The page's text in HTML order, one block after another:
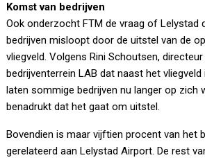
Komst van bedrijven
Ook onderzocht FTM de vraag of Lelystad
bedrijven misloopt door de uitstel van de
vliegveld. Volgens Rini Schoutsen,
bedrijventerrein LAB dat naast het
laten sommige bedrijven nu langer op zich
benadrukt dat het gaat om uitstel.
Bovendien is maar vijftien procent van het
gerelateerd aan Lelystad Airport. De rest